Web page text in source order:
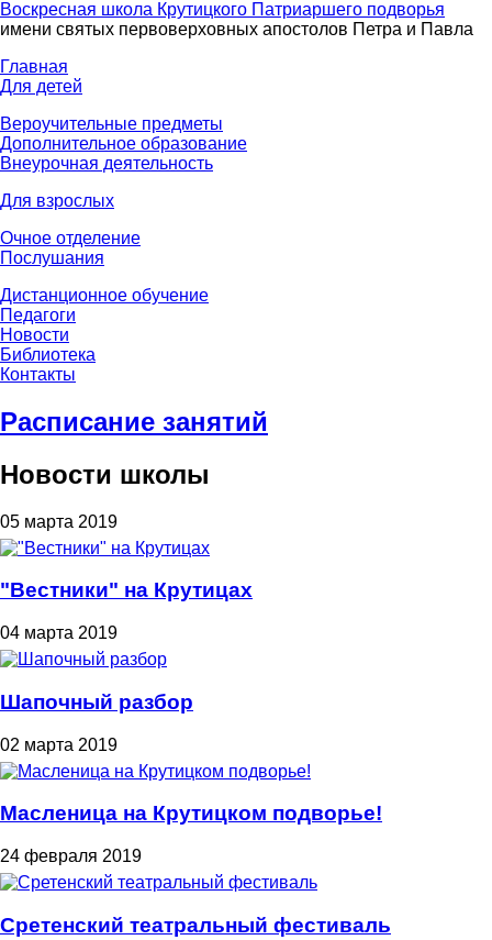
Воскресная школа Крутицкого Патриаршего подворья
имени святых первоверховных апостолов Петра и Павла
Главная
Для детей
Вероучительные предметы
Дополнительное образование
Внеурочная деятельность
Для взрослых
Очное отделение
Послушания
Дистанционное обучение
Педагоги
Новости
Библиотека
Контакты
Расписание занятий
Новости школы
05 марта 2019
"Вестники" на Крутицах
04 марта 2019
Шапочный разбор
02 марта 2019
Масленица на Крутицком подворье!
24 февраля 2019
Сретенский театральный фестиваль